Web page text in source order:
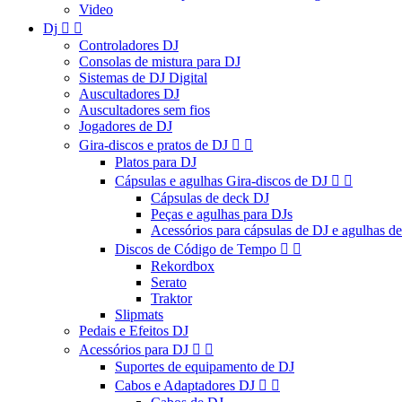
Video
Dj  
Controladores DJ
Consolas de mistura para DJ
Sistemas de DJ Digital
Auscultadores DJ
Auscultadores sem fios
Jogadores de DJ
Gira-discos e pratos de DJ  
Platos para DJ
Cápsulas e agulhas Gira-discos de DJ  
Cápsulas de deck DJ
Peças e agulhas para DJs
Acessórios para cápsulas de DJ e agulhas
Discos de Código de Tempo  
Rekordbox
Serato
Traktor
Slipmats
Pedais e Efeitos DJ
Acessórios para DJ  
Suportes de equipamento de DJ
Cabos e Adaptadores DJ  